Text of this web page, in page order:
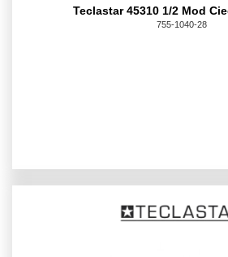
Teclastar 45310 1/2 Mod
755-1040-28